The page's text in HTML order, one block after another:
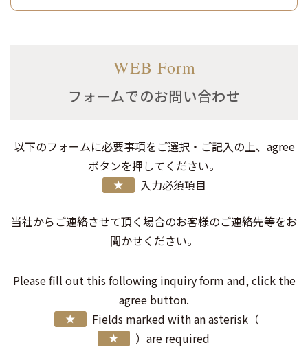
WEB Form
フォームでのお問い合わせ
以下のフォームに必要事項をご選択・ご記入の上、agree
ボタンを押してください。
入力必須項目
当社からご連絡させて頂く場合のお客様のご連絡先等をお
聞かせください。
Please fill out this following inquiry form and, click the
agree button.
Fields marked with an asterisk（
）are required